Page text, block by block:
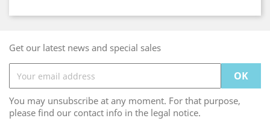
Get our latest news and special sales
You may unsubscribe at any moment. For that purpose,
please find our contact info in the legal notice.